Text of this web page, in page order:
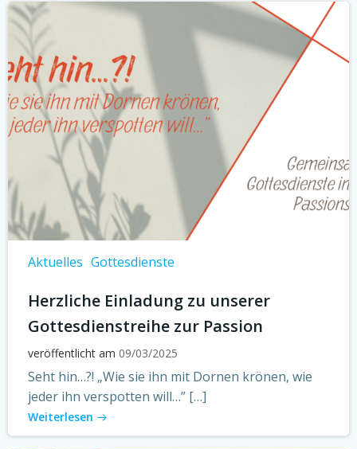
Aktuelles Gottesdienste
Herzliche Einladung zu unserer
Gottesdienstreihe zur Passion
veröffentlicht am 09/03/2025
Seht hin…?! „Wie sie ihn mit Dornen krönen, wie
jeder ihn verspotten will…” […]
Weiterlesen